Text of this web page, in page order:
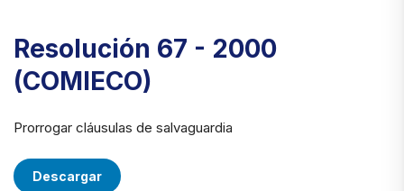
Resolución 67 - 2000
(COMIECO)
Prorrogar cláusulas de salvaguardia
Descargar